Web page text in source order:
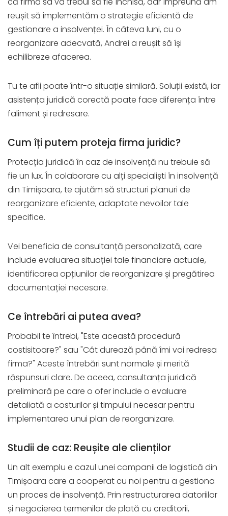
reușit să implementăm o strategie eficientă de
gestionare a insolvenței. În câteva luni, cu o
reorganizare adecvată, Andrei a reușit să își
echilibreze afacerea.
Tu te afli poate într-o situație similară. Soluții există, iar
asistența juridică corectă poate face diferența între
faliment și redresare.
Cum îți putem proteja firma juridic?
Protecția juridică în caz de insolvență nu trebuie să
fie un lux. În colaborare cu alți specialiști în insolvență
din Timișoara, te ajutăm să structuri planuri de
reorganizare eficiente, adaptate nevoilor tale
specifice.
Vei beneficia de consultanță personalizată, care
include evaluarea situației tale financiare actuale,
identificarea opțiunilor de reorganizare și pregătirea
documentației necesare.
Ce întrebări ai putea avea?
Probabil te întrebi, "Este această procedură
costisitoare?" sau "Cât durează până îmi voi redresa
firma?" Aceste întrebări sunt normale și merită
răspunsuri clare. De aceea, consultanța juridică
preliminară pe care o ofer include o evaluare
detaliată a costurilor și timpului necesar pentru
implementarea unui plan de reorganizare.
Studii de caz: Reușite ale clienților
Un alt exemplu e cazul unei companii de logistică din
Timișoara care a cooperat cu noi pentru a gestiona
un proces de insolvență. Prin restructurarea datoriilor
și negocierea termenilor de plată cu creditorii,